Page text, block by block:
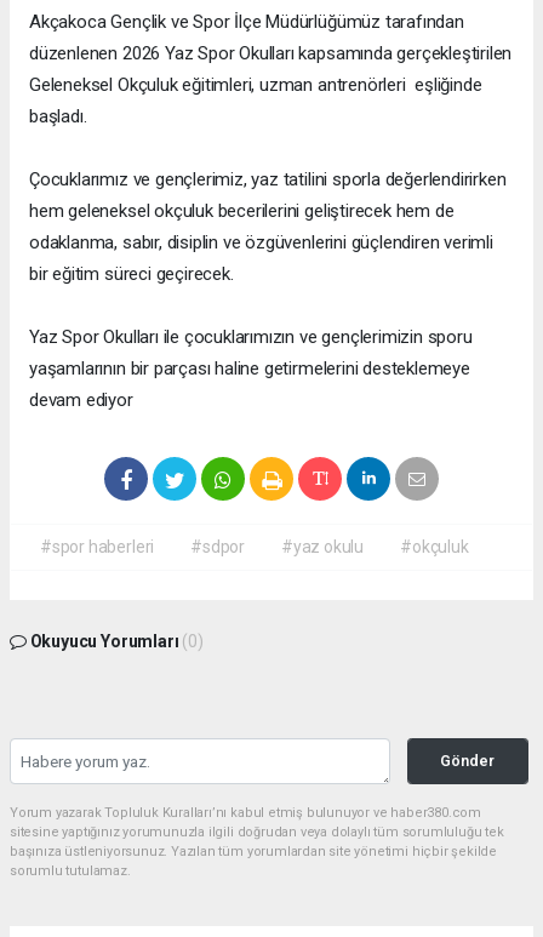
Akçakoca Gençlik ve Spor İlçe Müdürlüğümüz tarafından
düzenlenen 2026 Yaz Spor Okulları kapsamında gerçekleştirilen
Geleneksel Okçuluk eğitimleri, uzman antrenörleri eşliğinde
başladı.
Çocuklarımız ve gençlerimiz, yaz tatilini sporla değerlendirirken
hem geleneksel okçuluk becerilerini geliştirecek hem de
odaklanma, sabır, disiplin ve özgüvenlerini güçlendiren verimli
bir eğitim süreci geçirecek.
Yaz Spor Okulları ile çocuklarımızın ve gençlerimizin sporu
yaşamlarının bir parçası haline getirmelerini desteklemeye
devam ediyor
#spor haberleri #sdpor #yaz okulu #okçuluk
Okuyucu Yorumları (0)
Gönder
Yorum yazarak Topluluk Kuralları’nı kabul etmiş bulunuyor ve haber380.com
sitesine yaptığınız yorumunuzla ilgili doğrudan veya dolaylı tüm sorumluluğu tek
başınıza üstleniyorsunuz. Yazılan tüm yorumlardan site yönetimi hiçbir şekilde
sorumlu tutulamaz.